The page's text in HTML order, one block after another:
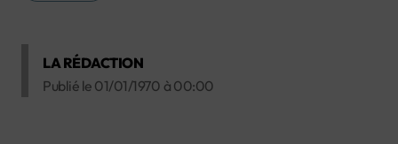
LA RÉDACTION
Publié le 01/01/1970 à 00:00